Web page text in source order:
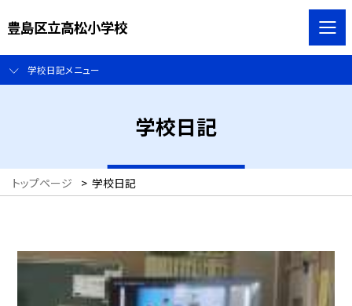
豊島区立高松小学校
学校日記メニュー
学校日記
トップページ > 学校日記